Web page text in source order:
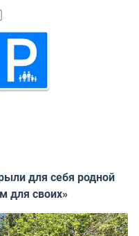
для себя родной
для своих»